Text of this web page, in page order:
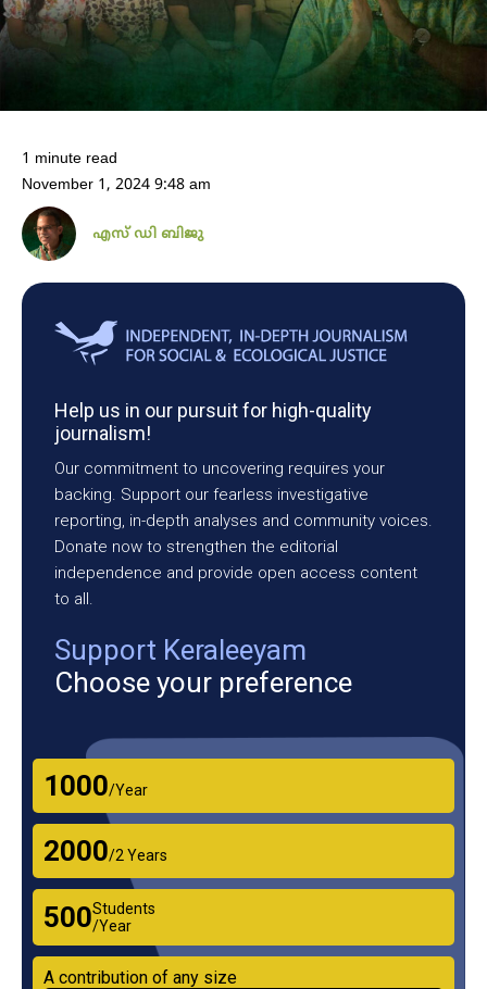
1 minute read
November 1, 2024 9:48 am
എസ് ഡി ബിജു
Help us in our pursuit for high-quality
journalism!
Our commitment to uncovering requires your
backing. Support our fearless investigative
reporting, in-depth analyses and community voices.
Donate now to strengthen the editorial
independence and provide open access content
to all.
Support Keraleeyam
Choose your preference
₹1000/Year
₹2000/2 Years
₹500Students
/Year
A contribution of any size